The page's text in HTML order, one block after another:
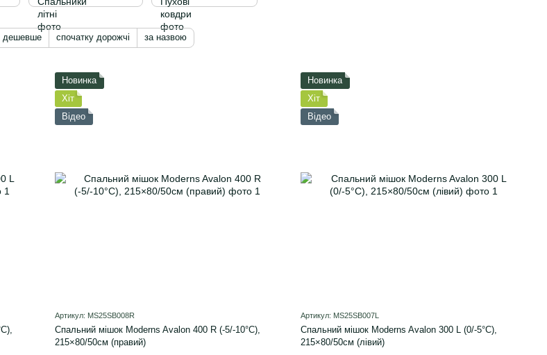
дешевше спочатку дорожчі за назвою
Новинка
Хіт
Відео
Артикул: MS25SB008R
Спальний мішок Moderns Avalon 400 R (-5/-10°C),
215×80/50см (правий)
Новинка
Хіт
Відео
Артикул: MS25SB007L
Спальний мішок Moderns Avalon 300 L (0/-5°C),
215×80/50см (лівий)